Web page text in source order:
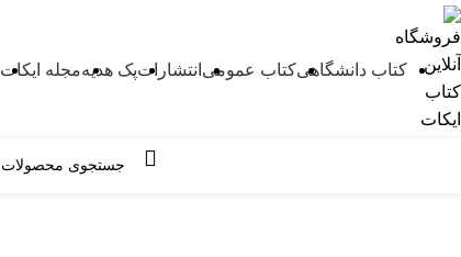
کتاب دانشگاهیکتاب عمومی انتشاراتپک هدیهمجله ایکات